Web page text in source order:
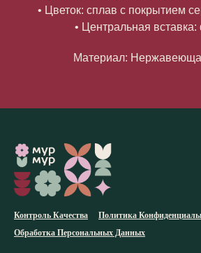
• Цветок: сплав с покрытием
• Центральная
Материал:
Контроль Качества
Политика
Обработка Персональных Данных